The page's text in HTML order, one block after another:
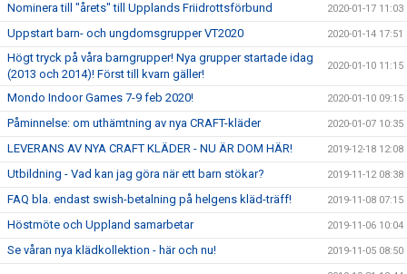
Nominera till "årets" till Upplands Friidrottsförbund 2020-01-17 11:03
Uppstart barn- och ungdomsgrupper VT2020 2020-01-14 17:51
Högt tryck på våra barngrupper! Nya grupper startade idag
(2013 och 2014)! Först till kvarn gäller!
2020-01-10 11:15
Mondo Indoor Games 7-9 feb 2020! 2020-01-10 09:15
Påminnelse: om uthämtning av nya CRAFT-kläder 2020-01-07 10:35
LEVERANS AV NYA CRAFT KLÄDER - NU ÄR DOM HÄR! 2019-12-18 12:08
Utbildning - Vad kan jag göra när ett barn stökar? 2019-11-12 08:38
FAQ bla. endast swish-betalning på helgens kläd-träff! 2019-11-08 07:15
Höstmöte och Uppland samarbetar 2019-11-06 10:04
Se våran nya klädkollektion - här och nu! 2019-11-05 08:50